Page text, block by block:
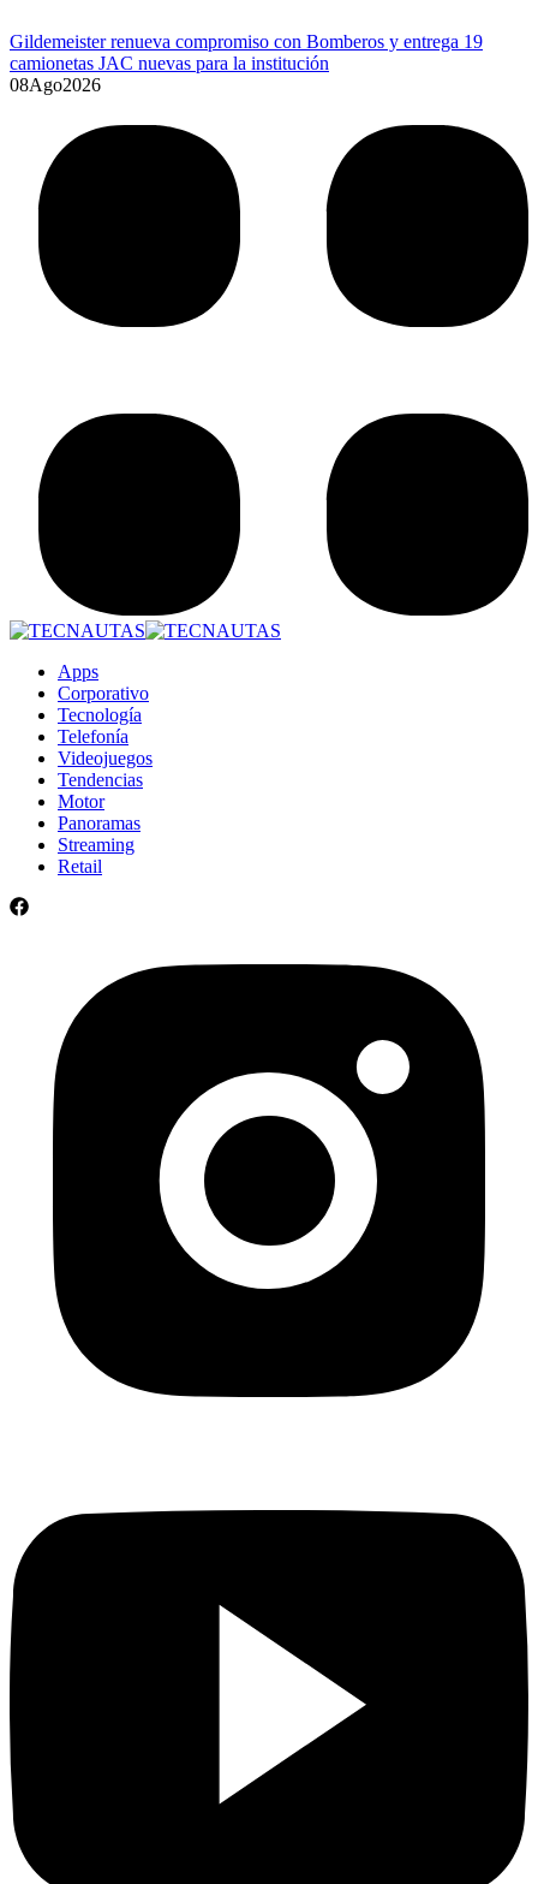
Disfraces, legos y Bluey: las búsquedas que dominan el delivery
para el Día del Niño
08Ago2026
Apps
Corporativo
Tecnología
Telefonía
Videojuegos
Tendencias
Motor
Panoramas
Streaming
Retail